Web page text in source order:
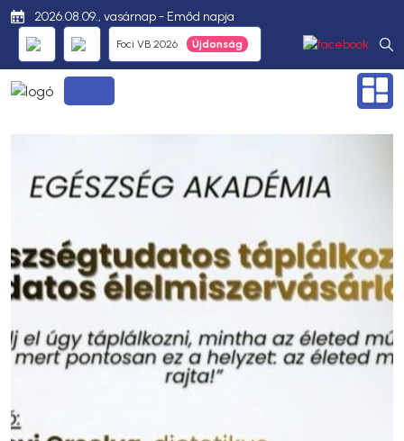
2026.08.09., vasárnap - Emőd napja
Foci VB 2026